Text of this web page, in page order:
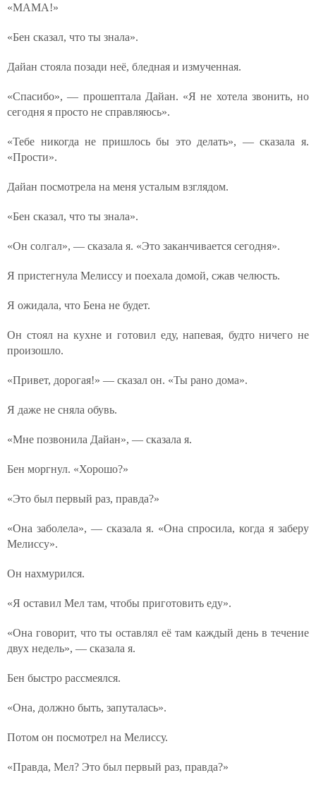
«МАМА!»
«Бен сказал, что ты знала».
Дайан стояла позади неё, бледная и измученная.
«Спасибо», — прошептала Дайан. «Я не хотела звонить, но
сегодня я просто не справляюсь».
«Тебе никогда не пришлось бы это делать», — сказала я.
«Прости».
Дайан посмотрела на меня усталым взглядом.
«Бен сказал, что ты знала».
«Он солгал», — сказала я. «Это заканчивается сегодня».
Я пристегнула Мелиссу и поехала домой, сжав челюсть.
Я ожидала, что Бена не будет.
Он стоял на кухне и готовил еду, напевая, будто ничего не
произошло.
«Привет, дорогая!» — сказал он. «Ты рано дома».
Я даже не сняла обувь.
«Мне позвонила Дайан», — сказала я.
Бен моргнул. «Хорошо?»
«Это был первый раз, правда?»
«Она заболела», — сказала я. «Она спросила, когда я заберу
Мелиссу».
Он нахмурился.
«Я оставил Мел там, чтобы приготовить еду».
«Она говорит, что ты оставлял её там каждый день в течение
двух недель», — сказала я.
Бен быстро рассмеялся.
«Она, должно быть, запуталась».
Потом он посмотрел на Мелиссу.
«Правда, Мел? Это был первый раз, правда?»